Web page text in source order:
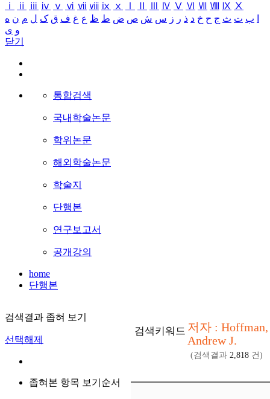
ⅰ
ⅱ ⅲ ⅳ ⅴ ⅵ ⅶ ⅷ ⅸ ⅹ Ⅳ Ⅴ Ⅵ Ⅶ Ⅷ Ⅸ Ⅹ
ب ت ث ج ح خ د ذ ر ز س ش ص ض ط ظ ع غ ف ق ک ل م ن ه
و ی
닫기
통합검색
국내학술논문
학위논문
해외학술논문
학술지
단행본
연구보고서
공개강의
home
단행본
검색결과 좁혀 보기
선택해제
좁혀본 항목 보기순서
검색키워드 저자 : Hoffman,
Andrew J.
(검색결과 2,818 건)